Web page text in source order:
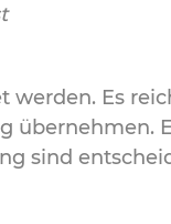
werden. Es
übernehmen.
sind